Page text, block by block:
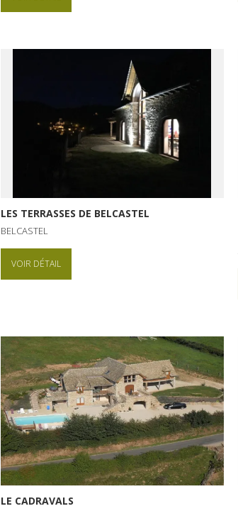
LES TERRASSES DE BELCASTEL
BELCASTEL
VOIR DÉTAIL
LE CADRAVALS